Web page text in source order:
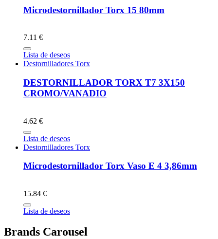
Microdestornillador Torx 15 80mm
7.11 €
Lista de deseos
Destornilladores Torx
DESTORNILLADOR TORX T7 3X150
CROMO/VANADIO
4.62 €
Lista de deseos
Destornilladores Torx
Microdestornillador Torx Vaso E 4 3,86mm
15.84 €
Lista de deseos
Brands Carousel